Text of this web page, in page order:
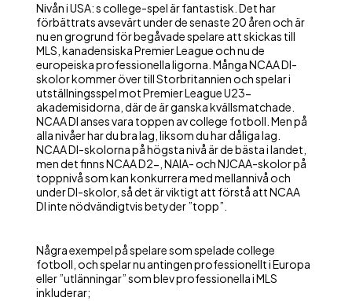
Nivån i USA: s college-spel är fantastisk. Det har
förbättrats avsevärt under de senaste 20 åren och är
nu en grogrund för begåvade spelare att skickas till
MLS, kanadensiska Premier League och nu de
europeiska professionella ligorna. Många NCAA DI-
skolor kommer över till Storbritannien och spelar i
utställningsspel mot Premier League U23-
akademisidorna, där de är ganska kvällsmatchade.
NCAA DI anses vara toppen av college fotboll. Men på
alla nivåer har du bra lag, liksom du har dåliga lag.
NCAA DI-skolorna på högsta nivå är de bästa i landet,
men det finns NCAA D2-, NAIA- och NJCAA-skolor på
toppnivå som kan konkurrera med mellannivå och
under DI-skolor, så det är viktigt att förstå att NCAA
DI inte nödvändigtvis betyder ”topp”.
Några exempel på spelare som spelade college
fotboll, och spelar nu antingen professionellt i Europa
eller ”utlänningar” som blev professionella i MLS
inkluderar;